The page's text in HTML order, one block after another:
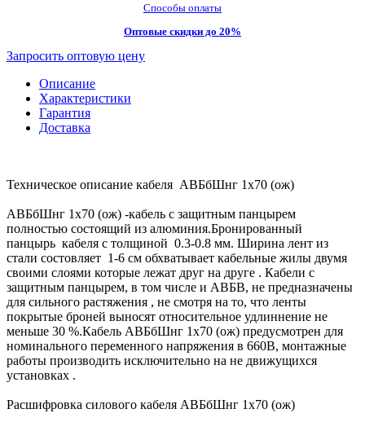
Способы оплаты
Оптовые скидки до 20%
Запросить оптовую цену
Описание
Характеристики
Гарантия
Доставка
Техническое описание кабеля АВБбШнг 1х70 (ож)
АВБбШнг 1х70 (ож) -кабель с защитным панцырем
полностью состоящий из алюминия.Бронированный
панцырь кабеля с толщиной 0.3-0.8 мм. Ширина лент из
стали состовляет 1-6 см обхватывает кабельные жилы двумя
своими слоями которые лежат друг на друге . Кабели с
защитным панцырем, в том числе и АВБВ, не предназначены
для сильного растяжения , не смотря на то, что ленты
покрытые броней выносят относительное удлиннение не
меньше 30 %.Кабель АВБбШнг 1х70 (ож) предусмотрен для
номинального переменного напряжения в 660В, монтажные
работы производить исключительно на не движущихся
установках .
Расшифровка силового кабеля АВБбШнг 1х70 (ож)